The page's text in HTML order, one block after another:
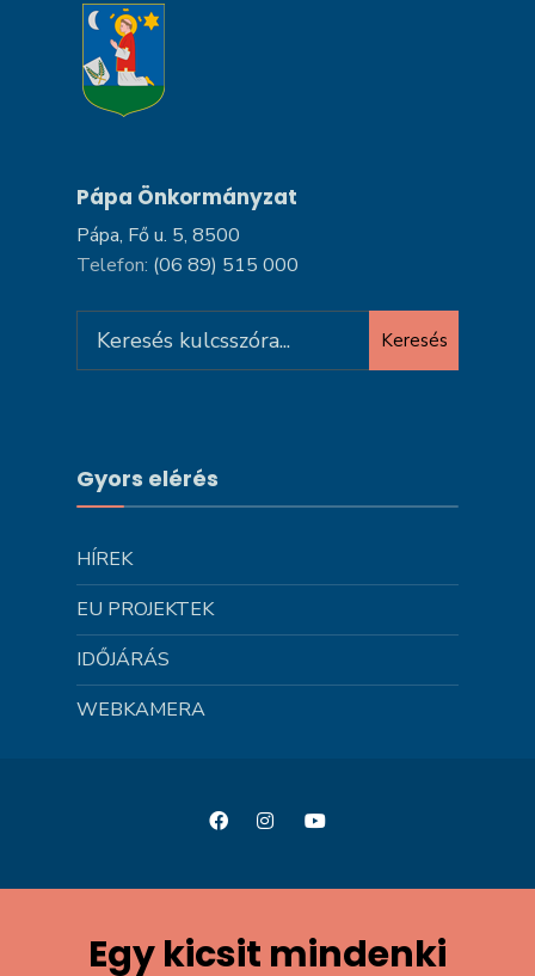
Pápa Önkormányzat
Pápa, Fő u. 5, 8500
Telefon: (06 89) 515 000
for:
Keresés
Gyors elérés
HÍREK
EU PROJEKTEK
IDŐJÁRÁS
WEBKAMERA
Egy kicsit mindenki